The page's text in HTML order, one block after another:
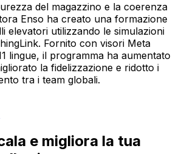
del magazzino e la coerenza
Enso ha creato una formazione
elevatori utilizzando le simulazioni
Fornito con visori Meta
lingue, il programma ha aumentato
la fidelizzazione e ridotto i
tra i team globali.
e migliora la tua